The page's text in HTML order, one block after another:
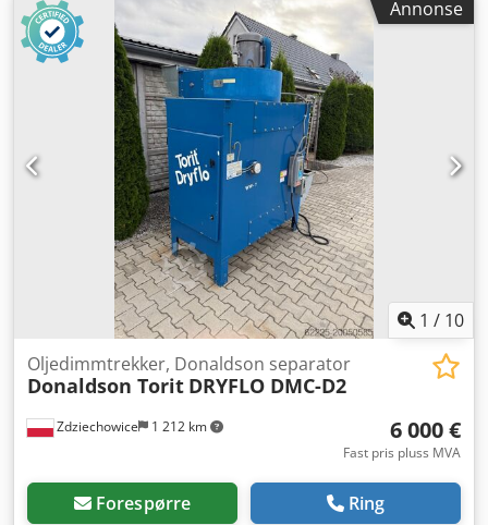
denne nesten nye Donaldson DFPRE4 SPKTRP
røykavsugsenheten for sveising, plasma eller laser,
produksjonsår 2025. Aldri brukt i produksjon, kun brukt til
demonstrasjon. Komplett montert med ferdig koblet vifte
og styring. Modell: DFPRE4 SPKTRP Serienummer:
19318603 Sekvensnummer: 01 Produsert: 12-2025
Spenning: 3×400 V Effekt: 5,5 kW Frekvens: 50 Hz Faser: 3
Nettovekt: 875 kg Timer for styring, delenummer:
AM2155001 Timer inngang: 400 V~ Timer utgang: 24 V=
Csdpfoy T Ipyox Ah Derf Ta gjerne kontakt på melding eller
telefon hvis du har spørsmål eller ønsker mer informasjon.
Annonse
1 / 10
Zdziechowice 1 212 km
Oljedimmtrekker, Donaldson separator
Donaldson Torit DRYFLO DMC-D2
6 000 €
Fast pris pluss MVA
Forespørre Ring